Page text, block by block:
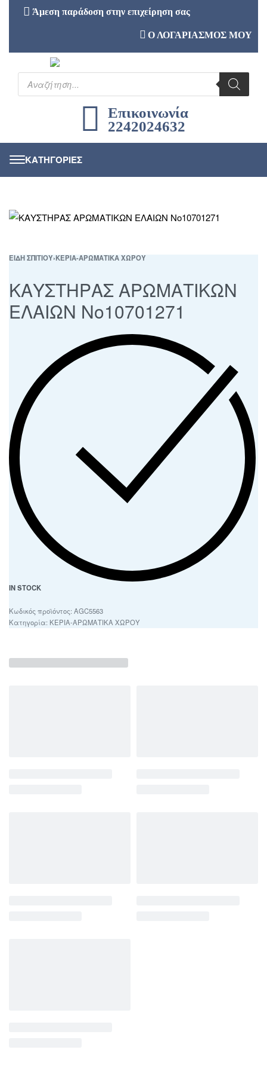
Άμεση παράδοση στην επιχείρηση σας
Ο ΛΟΓΑΡΙΑΣΜΟΣ ΜΟΥ
Επικοινωνία
2242024632
ΕΙΔΗ ΣΠΙΤΙΟΥ›ΚΕΡΙΑ-ΑΡΩΜΑΤΙΚΑ ΧΩΡΟΥ
ΚΑΥΣΤΗΡΑΣ ΑΡΩΜΑΤΙΚΩΝ
ΕΛΑΙΩΝ No10701271
IN STOCK
AGC5563
Κατηγορία: ΚΕΡΙΑ-ΑΡΩΜΑΤΙΚΑ ΧΩΡΟΥ